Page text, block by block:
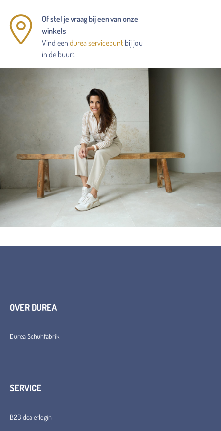
Of stel je vraag bij een van onze
winkels
Vind een durea servicepunt bij jou
in de buurt.
OVER DUREA
Durea Schuhfabrik
SERVICE
B2B dealerlogin